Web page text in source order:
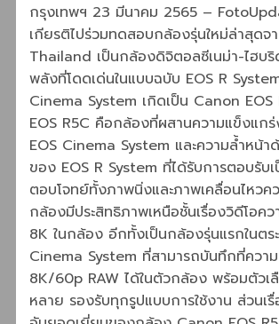
กรุงเทพฯ 23 มีนาคม 2565 –
เกียรติไปร่วมทดสอบกล้องรุ่นใหม่ล่าสุดจ
Thailand เป็นกล้องดิจิตอลซีเนม่า-ไฮบ
พลังที่โดดเด่นในแบบฉบับ EOS R
Cinema System เกิดเป็น Canon
EOS R5C คือกล้องที่ผสานความแข็งแก
EOS Cinema System และความล้ำหน้า
ของ EOS R System ที่ได้รับการตอบรับ
ตอบโจทย์ทั้งภาพนิ่งและภาพเคลื่อนไหวค
กล้องมีประสิทธิภาพเหนือชั้นเรื่องวิดีโอคว
8K ในกล้อง อีกทั้งเป็นกล้องรุ่นแรกในตร
Cinema System ที่สามารถบันทึกที่ความ
8K/60p RAW ได้ในตัวกล้อง พร้อมตัวเ
หลาย รองรับทุกรูปแบบการใช้งาน ส่วนเ